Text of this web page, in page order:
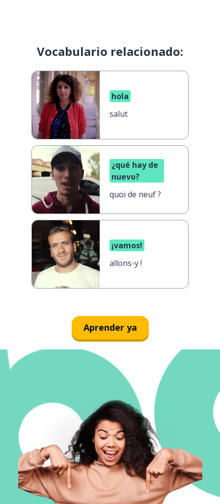
Vocabulario relacionado:
hola
salut
¿qué hay de
nuevo?
quoi de neuf ?
¡vamos!
allons-y !
Aprender ya